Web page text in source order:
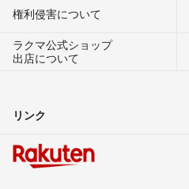
権利侵害について
ラクマ公式ショップ
出店について
リンク